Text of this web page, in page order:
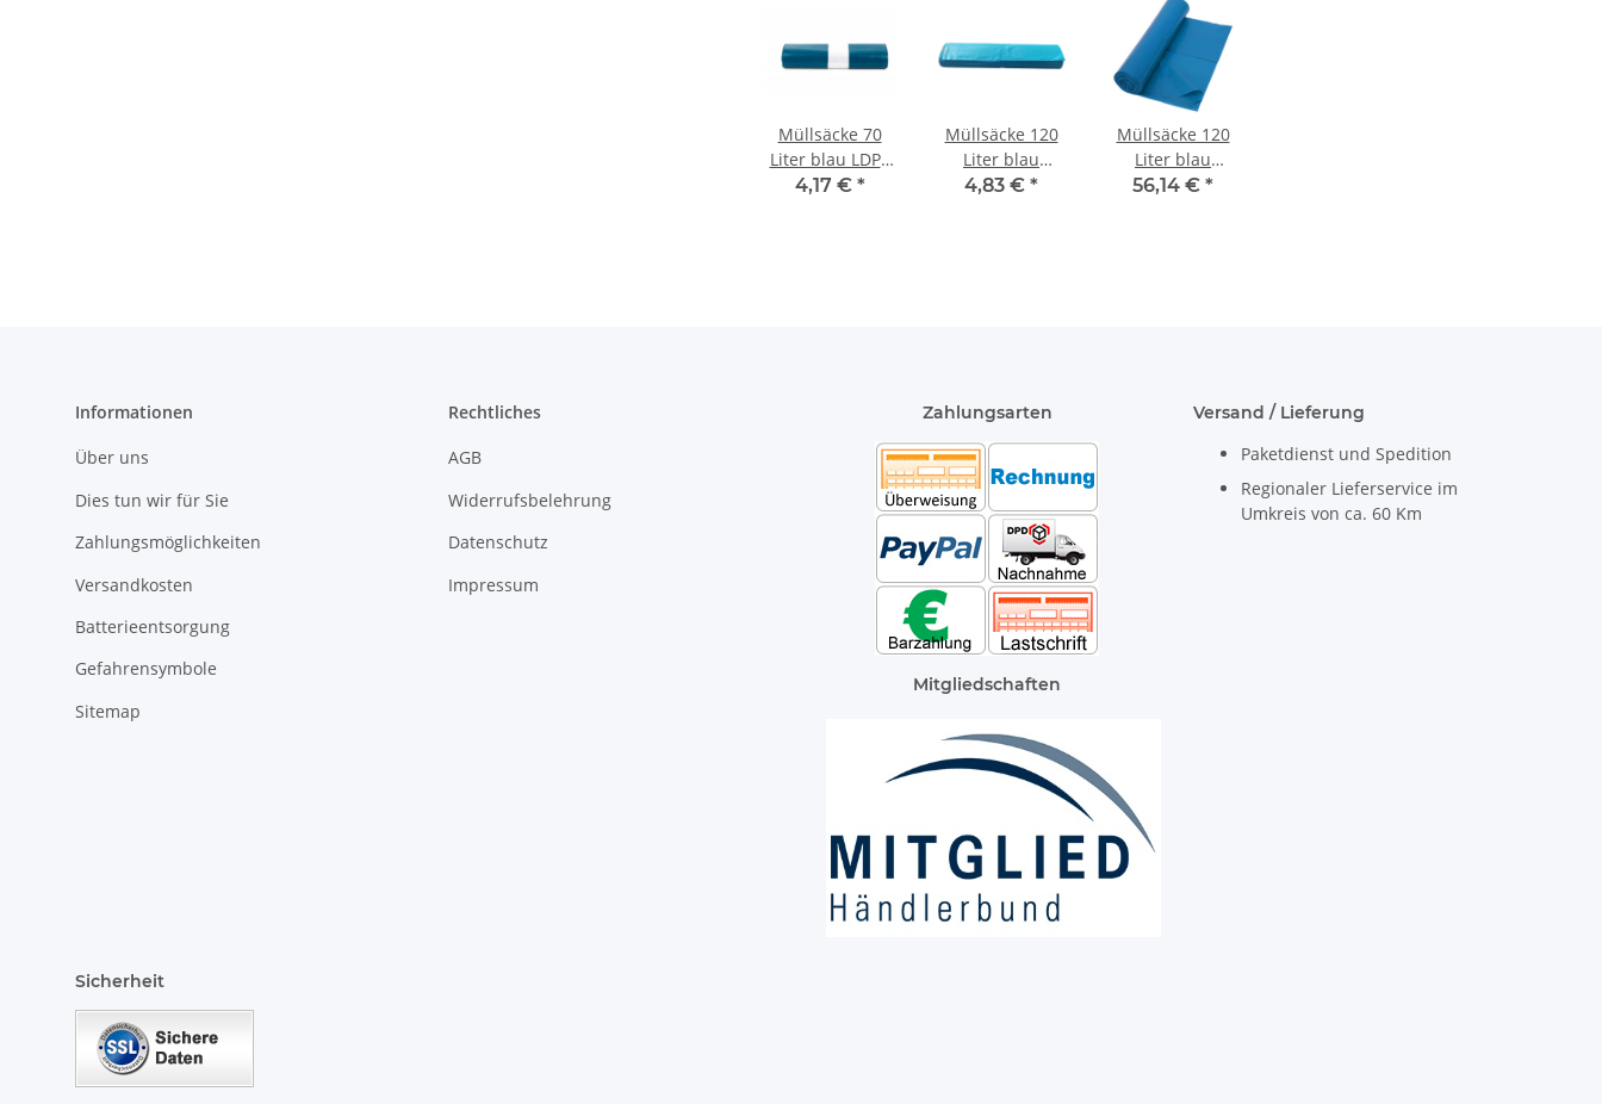
Müllsäcke 70
Liter blau LDPE
575x1000 mm
4,17 € *
Müllsäcke 120
Liter blau
700x1100 mm
4,83 € *
Müllsäcke 120
Liter blau
800x1000 mm
56,14 € *
Informationen
Über uns
Dies tun wir für Sie
Zahlungsmöglichkeiten
Versandkosten
Batterieentsorgung
Gefahrensymbole
Sitemap
Rechtliches
AGB
Widerrufsbelehrung
Datenschutz
Impressum
Zahlungsarten
Mitgliedschaften
Versand / Lieferung
Paketdienst und Spedition
Regionaler Lieferservice im
Umkreis von ca. 60 Km
Sicherheit